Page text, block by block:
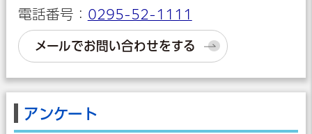
電話番号： 0295-52-1111
メールでお問い合わせをする
アンケート